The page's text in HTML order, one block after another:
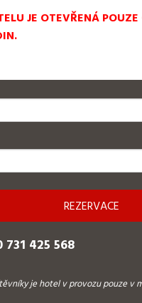
JE OTEVŘENÁ
731 425 568
je hotel v provozu pouze v